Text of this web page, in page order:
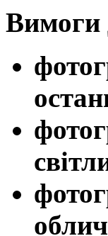
Вимоги